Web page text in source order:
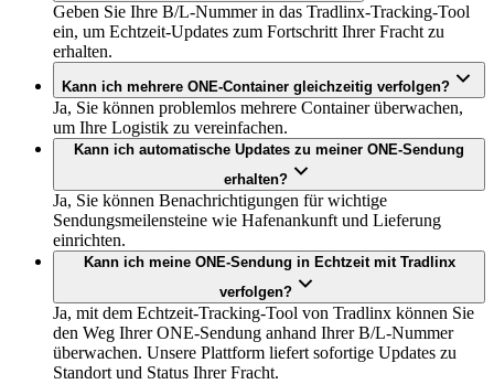
Geben Sie Ihre B/L-Nummer in das Tradlinx-Tracking-Tool
ein, um Echtzeit-Updates zum Fortschritt Ihrer Fracht zu
erhalten.
Kann ich mehrere ONE-Container gleichzeitig verfolgen?
Ja, Sie können problemlos mehrere Container überwachen,
um Ihre Logistik zu vereinfachen.
Kann ich automatische Updates zu meiner ONE-Sendung
erhalten?
Ja, Sie können Benachrichtigungen für wichtige
Sendungsmeilensteine wie Hafenankunft und Lieferung
einrichten.
Kann ich meine ONE-Sendung in Echtzeit mit Tradlinx
verfolgen?
Ja, mit dem Echtzeit-Tracking-Tool von Tradlinx können Sie
den Weg Ihrer ONE-Sendung anhand Ihrer B/L-Nummer
überwachen. Unsere Plattform liefert sofortige Updates zu
Standort und Status Ihrer Fracht.